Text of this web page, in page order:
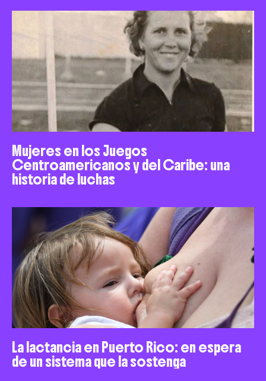
Mujeres en los Juegos
Centroamericanos y del Caribe: una
historia de luchas
La lactancia en Puerto Rico: en espera
de un sistema que la sostenga